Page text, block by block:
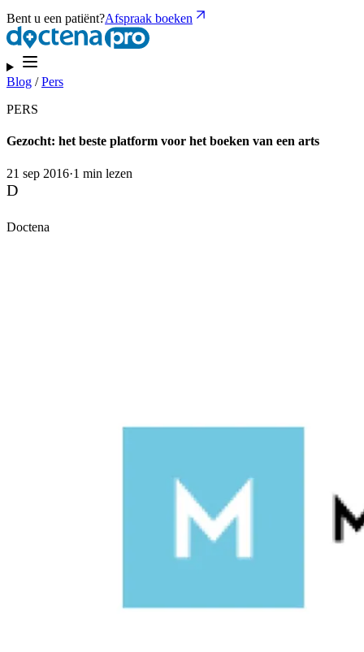
Bent u een patiënt?Afspraak boeken
Blog /Pers
PERS
Gezocht: het beste platform voor het boeken van een arts
21 sep 2016·1 min lezen
D
Doctena